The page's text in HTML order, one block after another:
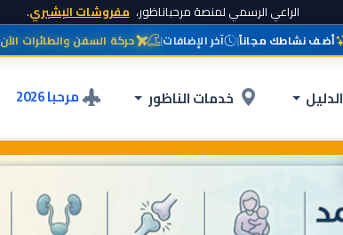
الراعي الرسمي لمنصة مرحباناظور، مفروشات البشيري.
أضف نشاطك مجاناً| آخر الإضافات| حركة السفن والطائرات الآن
الدليل خدمات الناظور مرحبا 2026